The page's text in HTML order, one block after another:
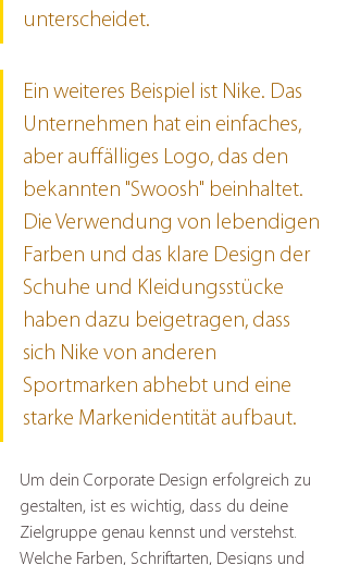
unterscheidet.
Ein weiteres Beispiel ist Nike. Das
Unternehmen hat ein einfaches,
aber auffälliges Logo, das den
bekannten "Swoosh" beinhaltet.
Die Verwendung von lebendigen
Farben und das klare Design der
Schuhe und Kleidungsstücke
haben dazu beigetragen, dass
sich Nike von anderen
Sportmarken abhebt und eine
starke Markenidentität aufbaut.
Um dein Corporate Design erfolgreich zu
gestalten, ist es wichtig, dass du deine
Zielgruppe genau kennst und verstehst.
Welche Farben, Schriftarten, Designs und